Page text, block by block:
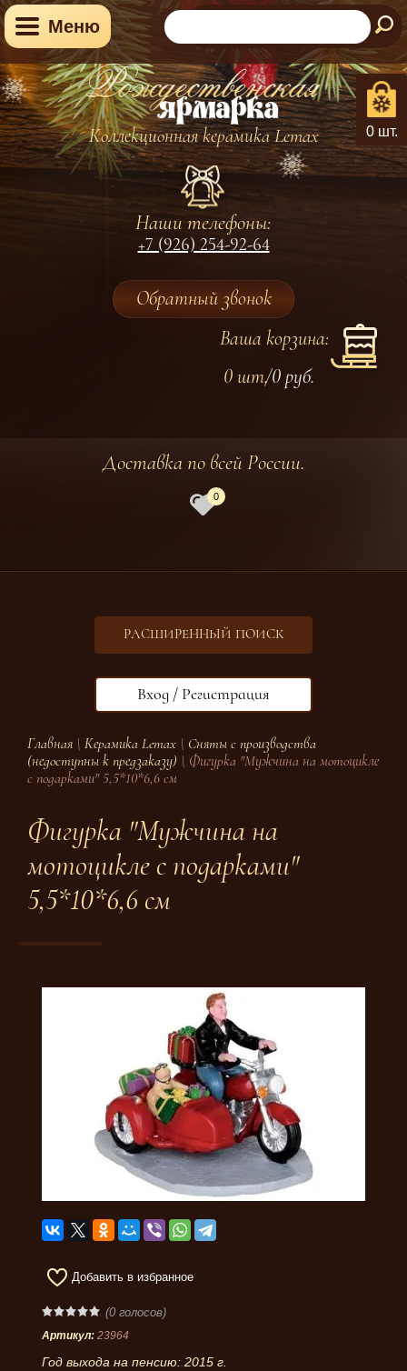
Меню
Коллекционная керамика Lemax
Наши телефоны:
+7 (926) 254-92-64
Обратный звонок
Ваша корзина:
0 шт.0руб.
Доставка по всей России.
0
РАСШИРЕННЫЙ ПОИСК
Вход / Регистрация
Главная \ Керамика Lemax \ Сняты с производства
(недоступны к предзаказу) \ Фигурка "Мужчина на мотоцикле
с подарками" 5,5*10*6,6 см
Фигурка "Мужчина на
мотоцикле с подарками"
5,5*10*6,6 см
Добавить в избранное
(0 голосов)
Артикул: 23964
Год выхода на пенсию: 2015 г.
0 шт.